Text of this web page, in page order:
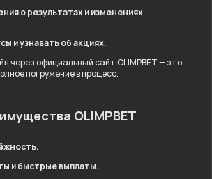
о результатах и изменениях
и узнавать об акциях.
через официальный сайт OLIMPBET — это
погружение в процесс.
OLIMPBET
и быстрые выплаты.